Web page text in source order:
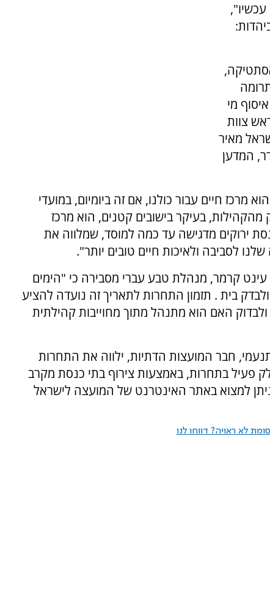
מי
צוות
מאיר
המדען
מרכז חיים עבור כולנו, אם זה ביומיום, במועדי
בעיקר בישובים קטנים, הוא מרכז
ירוקים מדגישה עד כמה למוסד, שמלווה את
קרמר, מנהלת טבע עברי מסבירה כי "הימים
בית . תזמון התחרות לתאריך זה נועדה להציע
האם הוא מתנהל מתוך מחוייבות קהילתית
חבר המועצות הדתיות, ילווה את התחרות
פעיל בתחרות, באמצעות צירוף בתי כנסת מקרב
למצוא באתר האינטרנט של המועצה לישראל
לא ראויה? דווחו לנו